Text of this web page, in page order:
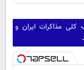
مذاکرات ایران و